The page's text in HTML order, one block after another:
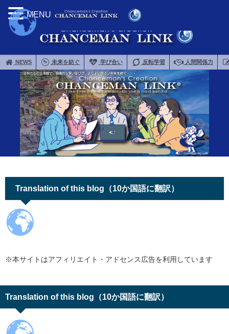
NEWS 未来を紡ぐ 学び合い 反転学習 人間関係力
Translation of this blog（10か国語に翻訳）
※本サイトはアフィリエイト・アドセンス広告を利用しています
Translation of this blog（10か国語に翻訳）
MENU